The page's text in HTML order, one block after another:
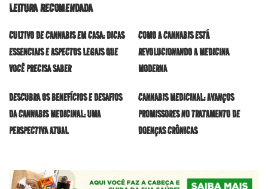
LEITURA RECOMENDADA
CULTIVO DE CANNABIS EM CASA: DICAS
ESSENCIAIS E ASPECTOS LEGAIS QUE
VOCÊ PRECISA SABER
COMO A CANNABIS ESTÁ
REVOLUCIONANDO A MEDICINA
MODERNA
DESCUBRA OS BENEFÍCIOS E DESAFIOS
DA CANNABIS MEDICINAL: UMA
PERSPECTIVA ATUAL
CANNABIS MEDICINAL: AVANÇOS
PROMISSORES NO TRATAMENTO DE
DOENÇAS CRÔNICAS